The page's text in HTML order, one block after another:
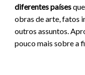
diferentes países
obras de arte, fatos
outros assuntos.
pouco mais sobre a